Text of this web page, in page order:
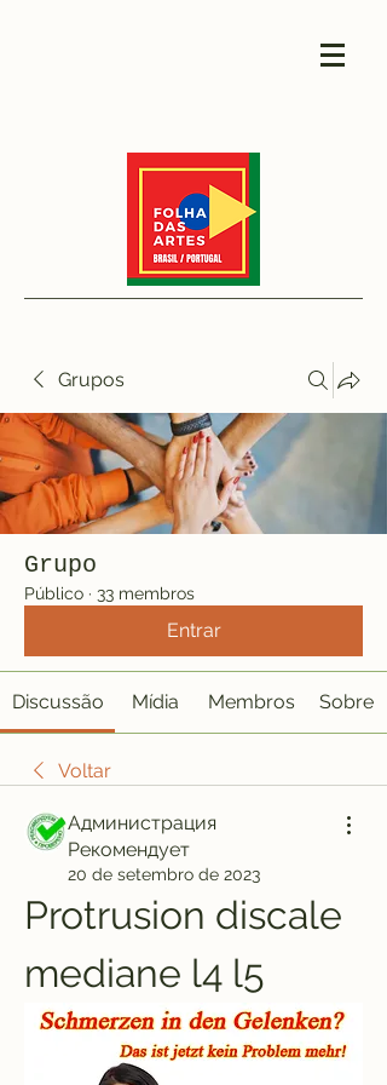
Grupos
Grupo
Público · 33 membros
Entrar
Discussão Mídia Membros Sobre
Voltar
Администрация
Рекомендует
20 de setembro de 2023
Protrusion discale
mediane l4 l5